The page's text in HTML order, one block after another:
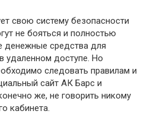
свою систему безопасности
не бояться и полностью
денежные средства для
удаленном доступе. Но
следовать правилам и
сайт АК Барс и
же, не говорить никому
кабинета.